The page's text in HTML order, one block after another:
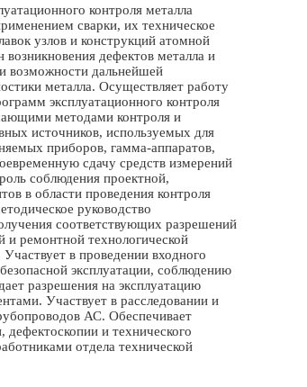
контроля металла
сварки, их техническое
узлов и конструкций атомной
дефектов металла и
возможности дальнейшей
металла. Осуществляет работу
эксплуатационного контроля
методами контроля и
источников, используемых для
приборов, гамма-аппаратов,
сдачу средств измерений
соблюдения проектной,
в области проведения контроля
руководство
соответствующих разрешений
и ремонтной технологической
в проведении входного
эксплуатации, соблюдению
разрешения на эксплуатацию
Участвует в расследовании и
АС. Обеспечивает
дефектоскопии и технического
отдела технической